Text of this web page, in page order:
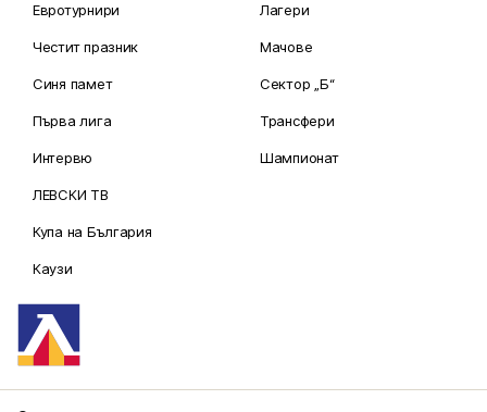
Евротурнири
Честит празник
Синя памет
Първа лига
Интервю
ЛЕВСКИ ТВ
Купа на България
Каузи
Лагери
Мачове
Сектор „Б“
Трансфери
Шампионат